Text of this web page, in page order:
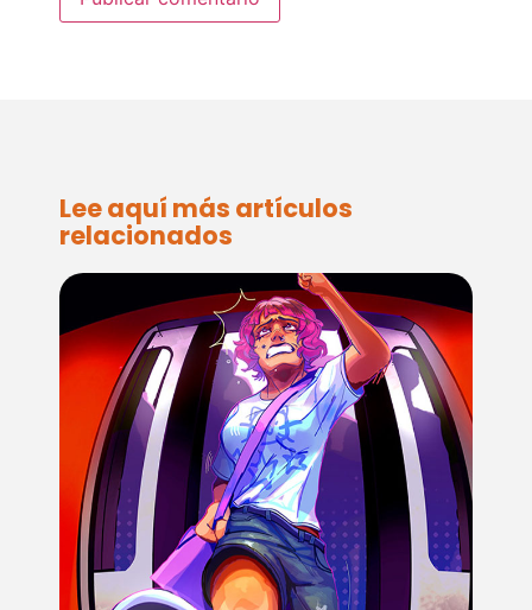
Lee aquí más artículos
relacionados